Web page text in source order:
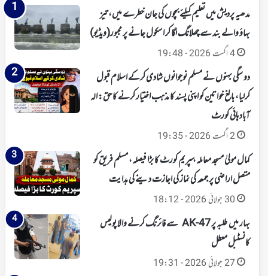
مدھیہ پردیش میں تعلیم کیلئے بچوں کی جان خطرے میں، تیز
بہاؤ والے بند سے چھلانگ لگا کر اسکول جانے پر مجبور(ویڈیو)
4 اگست 2026 - 19:48
دو سگی بہنوں نے مسلم نوجوانوں شادی کرکے اسلام قبول
کرلیا، بالغ خواتین کو اپنی پسند کا مذہب اختیار کرنے کا حق: الہ
آباد ہائی کورٹ
2 اگست 2026 - 19:35
کمال مولیٰ مسجد معاملہ، سپریم کورٹ کا بڑا فیصلہ، مسلم فریق کو
متصل اراضی پر جمعہ کی نماز کی اجازت دینے کی ہدایت
30 جولائی 2026 - 18:12
بہار میں طلبہ پر AK-47 سے فائرنگ کرنے والا پولیس
کانسٹبل معطل
27 جولائی 2026 - 19:31